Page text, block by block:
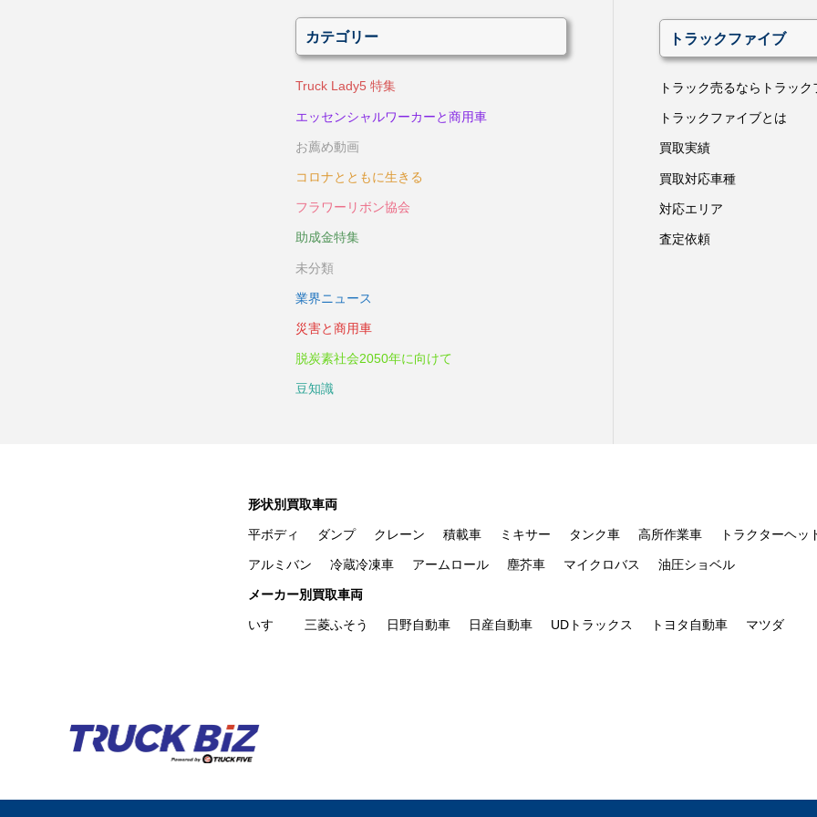
カテゴリー
Truck Lady5 特集
エッセンシャルワーカーと商用車
お薦め動画
コロナとともに生きる
フラワーリボン協会
助成金特集
未分類
業界ニュース
災害と商用車
脱炭素社会2050年に向けて
豆知識
トラックファイブ
トラック売るならトラック
トラックファイブとは
買取実績
買取対応車種
対応エリア
査定依頼
形状別買取車両
平ボディ ダンプ クレーン 積載車 ミキサー タンク車 高所作業車 トラクターヘッ
アルミバン 冷蔵冷凍車 アームロール 塵芥車 マイクロバス 油圧ショベル
メーカー別買取車両
いすゞ 三菱ふそう 日野自動車 日産自動車 UDトラックス トヨタ自動車 マツダ